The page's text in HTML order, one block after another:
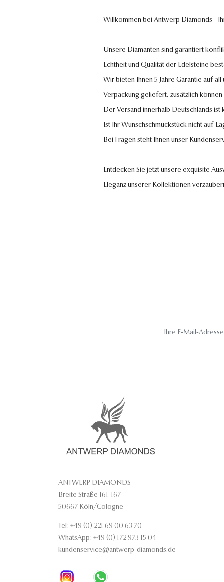
Willkommen bei Antwerp Diamonds -
Unsere Diamanten sind garantiert
Echtheit und Qualität der Edelsteine
Wir bieten Ihnen 5 Jahre Garantie auf
Verpackung geliefert, zusätzlich
Der Versand innerhalb Deutschlands
Ist Ihr Wunschschmuckstück nicht auf
Bei Fragen steht Ihnen unser
Entdecken Sie jetzt unsere exquisite
Eleganz unserer Kollektionen
ANTWERP DIAMONDS
Breite Straße 161-167
50667 Köln/Cologne
Tel: +49 (0) 221 69 00 63 70
WhatsApp: +49 (0) 172 973 15 04
kundenservice@antwerp-diamonds.de